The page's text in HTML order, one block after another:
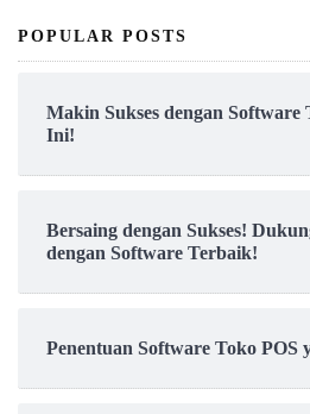
POPULAR POSTS
Makin Sukses dengan
Ini!
Bersaing dengan Sukses!
dengan Software Terbaik!
Penentuan Software Toko POS